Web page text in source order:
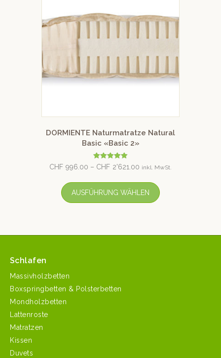
DORMIENTE Naturmatratze Natural
Basic «Basic 2»
Bewertet mit
5.00
CHF 996.00 – CHF 2'621.00 inkl. MwSt.
AUSFÜHRUNG WÄHLEN
Schlafen
Massivholzbetten
Boxspringbetten & Polsterbetten
Mondholzbetten
Lattenroste
Matratzen
Kissen
Duvets